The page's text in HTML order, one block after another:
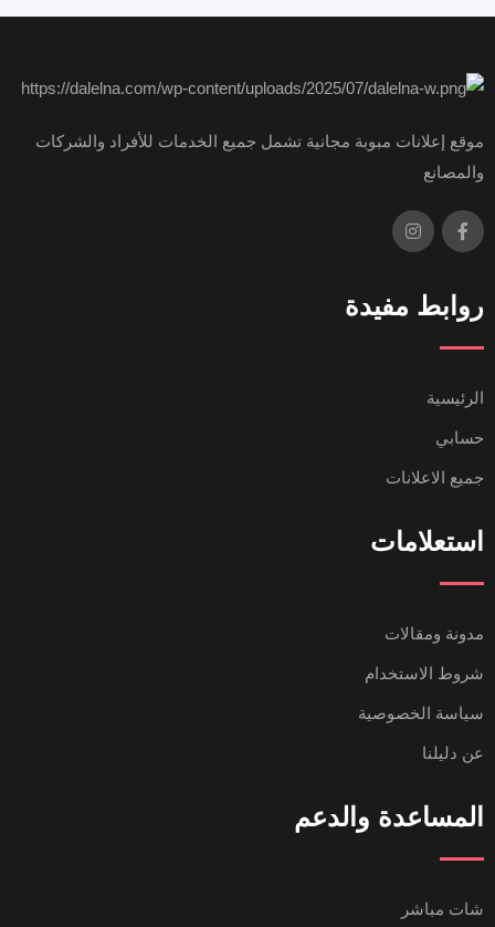
موقع إعلانات مبوبة مجانية تشمل جميع الخدمات للأفراد والشركات
والمصانع
روابط مفيدة
الرئيسية
حسابي
جميع الاعلانات
استعلامات
مدونة ومقالات
شروط الاستخدام
سياسة الخصوصية
عن دليلنا
المساعدة والدعم
شات مباشر